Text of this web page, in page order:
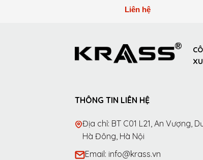
Liên hệ
THÔNG TIN LIÊN HỆ
Địa chỉ: BT C01 L21, An Vượng,
Hà Đông, Hà Nội
Email: info@krass.vn